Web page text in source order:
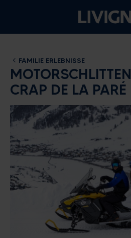
FAMILIE ERLEBNISSE
MOTORSCHLITTEN
CRAP DE LA PARÉ